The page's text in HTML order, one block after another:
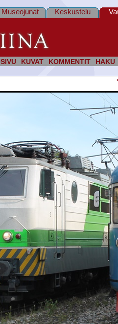
KUVAT KOMMENTIT HAKU
Museojunat Keskustelu